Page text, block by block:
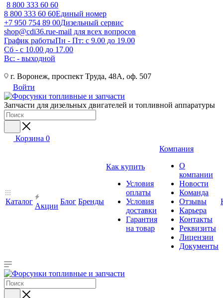
8 800 333 60 60
8 800 333 60 60Единый номер
+7 950 754 89 00Дизельный сервис
shop@cdi36.rue-mail для всех вопросов
График работыПн - Пт: с 9.00 до 19.00
Сб - с 10.00 до 17.00
Вс: - выходной
г. Воронеж, проспект Труда, 48А, оф. 507
Войти
Запчасти для дизельных двигателей и топливной аппаратуры
Корзина 0
Каталог
Акции
Блог Бренды
Как купить
Условия
оплаты
Условия
доставки
Гарантия
на товар
Компания
О
компании
Новости
Команда
Отзывы
Карьера
Контакты
Реквизиты
Лицензии
Документы